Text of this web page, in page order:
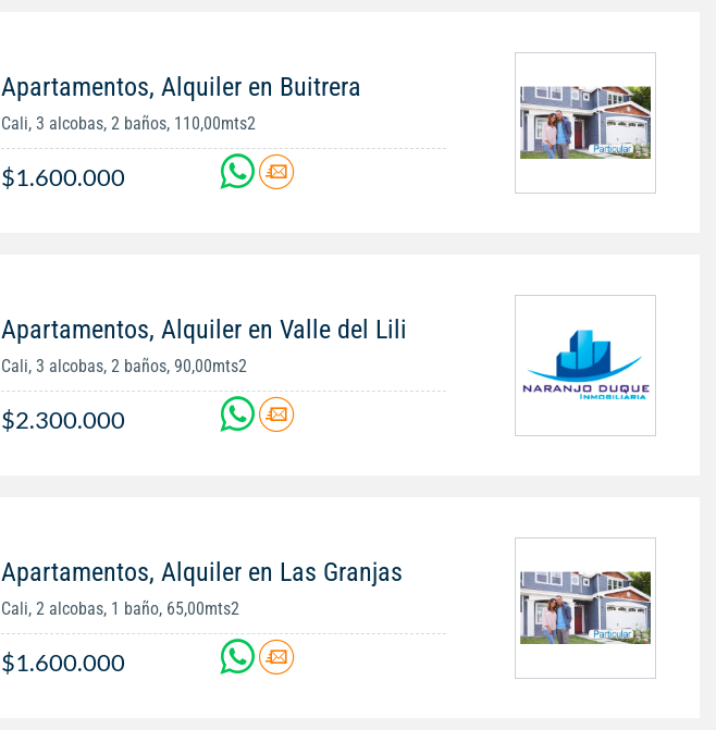
Apartamentos, Alquiler en Buitrera
Cali, 3 alcobas, 2 baños, 110,00mts2
$1.600.000
Apartamentos, Alquiler en Valle del Lili
Cali, 3 alcobas, 2 baños, 90,00mts2
$2.300.000
Apartamentos, Alquiler en Las Granjas
Cali, 2 alcobas, 1 baño, 65,00mts2
$1.600.000